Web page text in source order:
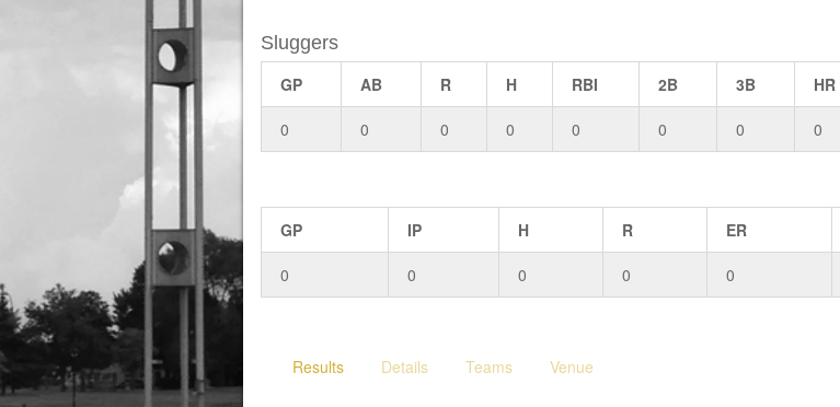
Sluggers
GP
AB R H RBI 2B 3B HR
0 0 0 0 0 0 0 0
GP IP H R ER
0 0 0 0 0
Results Details Teams Venue